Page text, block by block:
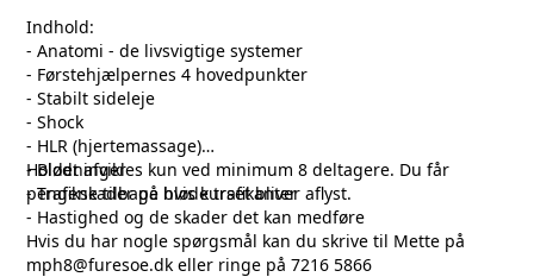
Indhold:
- Anatomi - de livsvigtige systemer
- Førstehjælpernes 4 hovedpunkter
- Stabilt sideleje
- Shock
- HLR (hjertemassage)
- Blødninger
- Trafikskader på bløde trafikanter
- Hastighed og de skader det kan medføre
Holdet afvikles kun ved minimum 8 deltagere. Du får
pengene tilbage hvis kurset bliver aflyst.
Hvis du har nogle spørgsmål kan du skrive til Mette på
mph8@furesoe.dk eller ringe på 7216 5866